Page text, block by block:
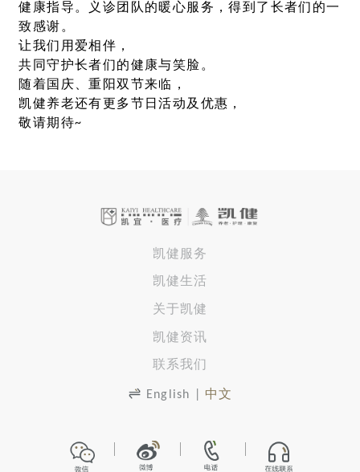
健康指导。义诊团队的暖心服务，得到了长者们的一
致感谢。
让我们用爱相伴，
共同守护长者们的健康与笑脸。
随着国庆、重阳双节来临，
凯健养老还有更多节日活动及优惠，
敬请期待~
凯健服务
凯健生活
关于凯健
凯健资讯
联系我们
English 中文